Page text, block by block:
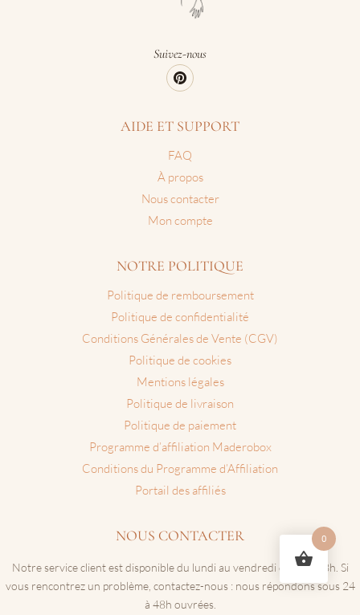
Suivez-nous
AIDE ET SUPPORT
FAQ
À propos
Nous contacter
Mon compte
NOTRE POLITIQUE
Politique de remboursement
Politique de confidentialité
Conditions Générales de Vente (CGV)
Politique de cookies
Mentions légales
Politique de livraison
Politique de paiement
Programme d’affiliation Maderobox
Conditions du Programme d’Affiliation
Portail des affiliés
NOUS CONTACTER
Notre service client est disponible du lundi au vendredi de 9h à 18h. Si
vous rencontrez un problème, contactez-nous : nous répondons sous 24
à 48h ouvrées.
0